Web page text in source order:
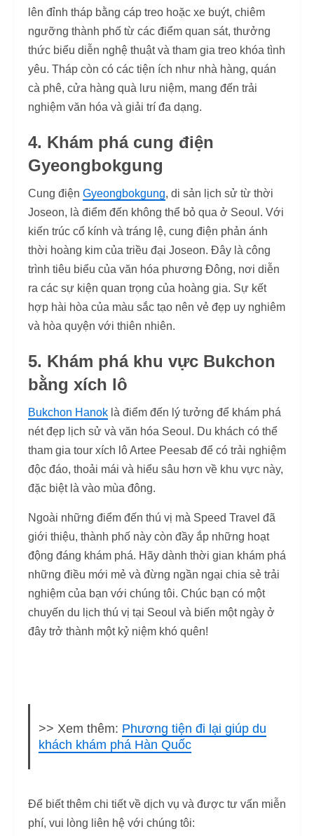
lên đỉnh tháp bằng cáp treo hoặc xe buýt, chiêm
ngưỡng thành phố từ các điểm quan sát, thưởng
thức biểu diễn nghệ thuật và tham gia treo khóa tình
yêu. Tháp còn có các tiện ích như nhà hàng, quán
cà phê, cửa hàng quà lưu niệm, mang đến trải
nghiệm văn hóa và giải trí đa dạng.
4. Khám phá cung điện
Gyeongbokgung
Cung điện Gyeongbokgung, di sản lịch sử từ thời
Joseon, là điểm đến không thể bỏ qua ở Seoul. Với
kiến trúc cổ kính và tráng lệ, cung điện phản ánh
thời hoàng kim của triều đại Joseon. Đây là công
trình tiêu biểu của văn hóa phương Đông, nơi diễn
ra các sự kiện quan trọng của hoàng gia. Sự kết
hợp hài hòa của màu sắc tạo nên vẻ đẹp uy nghiêm
và hòa quyện với thiên nhiên.
5. Khám phá khu vực Bukchon
bằng xích lô
Bukchon Hanok là điểm đến lý tưởng để khám phá
nét đẹp lịch sử và văn hóa Seoul. Du khách có thể
tham gia tour xích lô Artee Peesab để có trải nghiệm
độc đáo, thoải mái và hiểu sâu hơn về khu vực này,
đặc biệt là vào mùa đông.
Ngoài những điểm đến thú vị mà Speed Travel đã
giới thiệu, thành phố này còn đầy ắp những hoạt
động đáng khám phá. Hãy dành thời gian khám phá
những điều mới mẻ và đừng ngần ngại chia sẻ trải
nghiệm của bạn với chúng tôi. Chúc bạn có một
chuyến du lịch thú vị tại Seoul và biến một ngày ở
đây trở thành một kỷ niệm khó quên!
>> Xem thêm: Phương tiện đi lại giúp du
khách khám phá Hàn Quốc
Để biết thêm chi tiết về dịch vụ và được tư vấn miễn
phí, vui lòng liên hệ với chúng tôi: